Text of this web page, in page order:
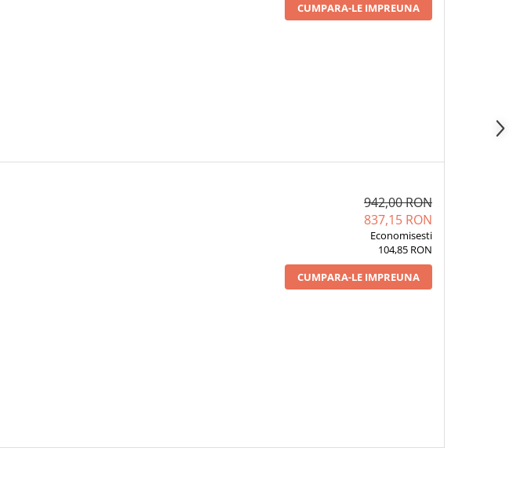
CUMPARA-LE IMPREUNA
942,00 RON
837,15 RON
Economisesti
104,85 RON
CUMPARA-LE IMPREUNA